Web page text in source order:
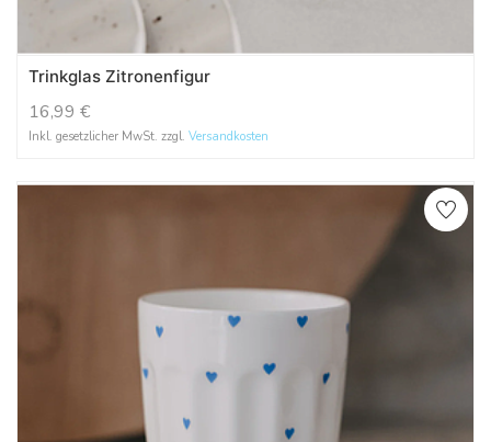
Trinkglas Zitronenfigur
16,99 €
Inkl. gesetzlicher MwSt. zzgl. Versandkosten